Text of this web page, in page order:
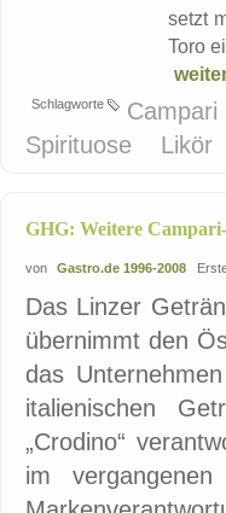
setzt
Toro
Schlagworte Campari
Spirituose
Likör
GHG: Weitere
von Gastro.de 1996-2008
Das Linzer
übernimmt den
das
italienischen
„Crodino“
im